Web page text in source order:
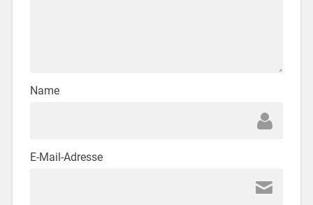
Name
E-Mail-Adresse